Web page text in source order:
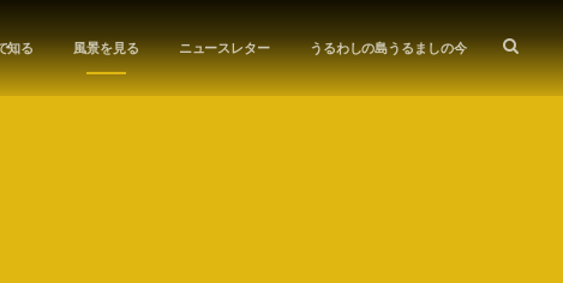
知る 風景を見る ニュースレター うるわしの島うるましの今